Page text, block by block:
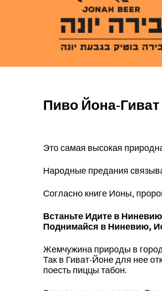
Пиво Йона-
Это самая высокая
Народные предания
Согласно книге Ионы,
Встаньте Идите в
Поднимайся в Ниневию,
Жемчужина природы в
Так в Гиват-Йоне для нее
поесть пиццы табон.